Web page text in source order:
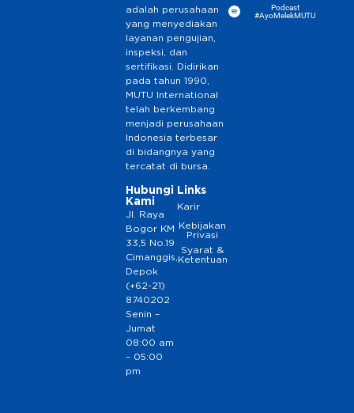
adalah perusahaan
yang menyediakan
layanan pengujian,
inspeksi, dan
sertifikasi. Didirikan
pada tahun 1990,
MUTU International
telah berkembang
menjadi perusahaan
Indonesia terbesar
di bidangnya yang
tercatat di bursa.
Hubungi
Kami
Jl. Raya
Bogor KM
33,5 No.19
Cimanggis,
Depok
(+62-21)
8740202
Senin –
Jumat
08:00 am
– 05:00
pm
Links
Karir
Kebijakan
Privasi
Syarat &
Ketentuan
Podcast
#AyoMelekMUTU